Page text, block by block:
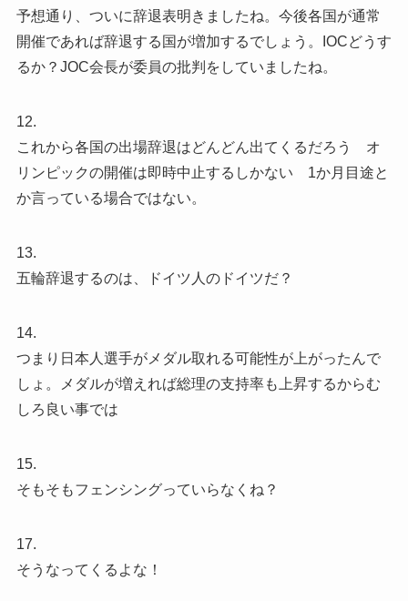
予想通り、ついに辞退表明きましたね。今後各国が通常
開催であれば辞退する国が増加するでしょう。IOCどうす
るか？JOC会長が委員の批判をしていましたね。
12.
これから各国の出場辞退はどんどん出てくるだろう オ
リンピックの開催は即時中止するしかない 1か月目途と
か言っている場合ではない。
13.
五輪辞退するのは、ドイツ人のドイツだ？
14.
つまり日本人選手がメダル取れる可能性が上がったんで
しょ。メダルが増えれば総理の支持率も上昇するからむ
しろ良い事では
15.
そもそもフェンシングっていらなくね？
17.
そうなってくるよな！